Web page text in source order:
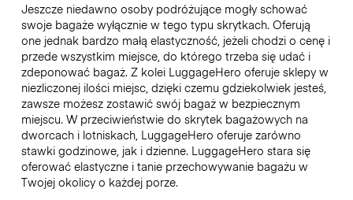
Jeszcze niedawno osoby podróżujące mogły schować
swoje bagaże wyłącznie w tego typu skrytkach. Oferują
one jednak bardzo małą elastyczność, jeżeli chodzi o cenę i
przede wszystkim miejsce, do którego trzeba się udać i
zdeponować bagaż. Z kolei LuggageHero oferuje sklepy w
niezliczonej ilości miejsc, dzięki czemu gdziekolwiek jesteś,
zawsze możesz zostawić swój bagaż w bezpiecznym
miejscu. W przeciwieństwie do skrytek bagażowych na
dworcach i lotniskach, LuggageHero oferuje zarówno
stawki godzinowe, jak i dzienne. LuggageHero stara się
oferować elastyczne i tanie przechowywanie bagażu w
Twojej okolicy o każdej porze.